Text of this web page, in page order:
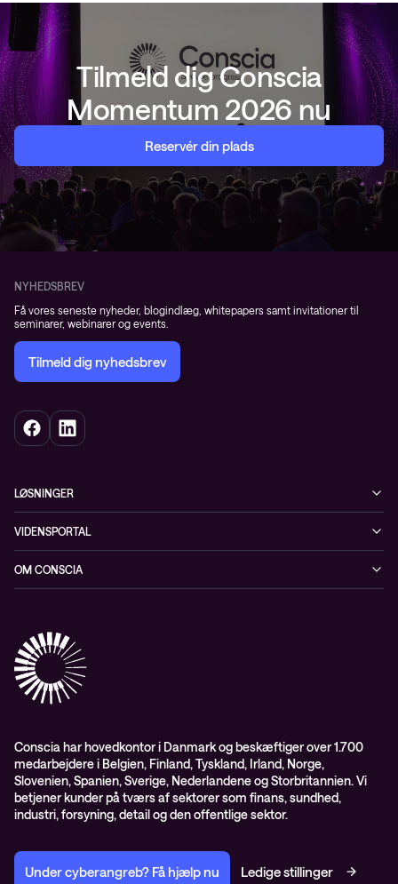
Tilmeld dig Conscia
Momentum 2026 nu
Reservér din plads
NYHEDSBREV
Få vores seneste nyheder, blogindlæg, whitepapers samt invitationer til
seminarer, webinarer og events.
Tilmeld dig nyhedsbrev
LØSNINGER
Netværk
Datacenter & Cloud
Observability
Conscia Managed Services
Conscia Services
VIDENSPORTAL
Events
Videoer
Whitepapers
OM CONSCIA
Partnere
Presserum
ISO certifikater
Proces for kundeklager
Salgs- og leveringsbetingelser
Selskabsoplysninger og SKI-rammeaftale
Conscia har hovedkontor i Danmark og beskæftiger over 1.700
medarbejdere i Belgien, Finland, Tyskland, Irland, Norge,
Slovenien, Spanien, Sverige, Nederlandene og Storbritannien. Vi
betjener kunder på tværs af sektorer som finans, sundhed,
industri, forsyning, detail og den offentlige sektor.
Under cyberangreb? Få hjælp nu Ledige stillinger